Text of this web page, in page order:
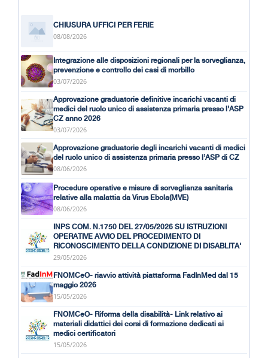
CHIUSURA UFFICI PER FERIE
08/08/2026
Integrazione alle disposizioni regionali per la sorveglianza,
prevenzione e controllo dei casi di morbillo
03/07/2026
Approvazione graduatorie definitive incarichi vacanti di
medici del ruolo unico di assistenza primaria presso l’ASP
CZ anno 2026
03/07/2026
Approvazione graduatorie degli incarichi vacanti di medici
del ruolo unico di assistenza primaria presso l’ASP di CZ
08/06/2026
Procedure operative e misure di sorveglianza sanitaria
relative alla malattia da Virus Ebola(MVE)
08/06/2026
INPS COM. N.1750 DEL 27/05/2026 SU ISTRUZIONI
OPERATIVE AVVIO DEL PROCEDIMENTO DI
RICONOSCIMENTO DELLA CONDIZIONE DI DISABLITA'
29/05/2026
FNOMCeO- riavvio attività piattaforma FadInMed dal 15
maggio 2026
15/05/2026
FNOMCeO- Riforma della disabilità- Link relativo ai
materiali didattici dei corsi di formazione dedicati ai
medici certificatori
15/05/2026